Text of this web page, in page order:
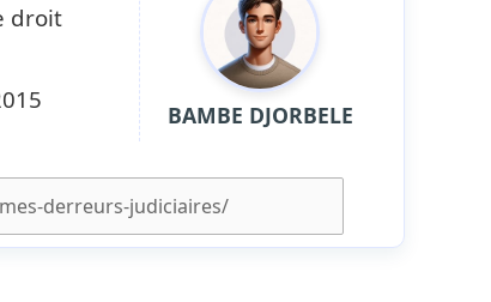
droit
BAMBE DJORBELE